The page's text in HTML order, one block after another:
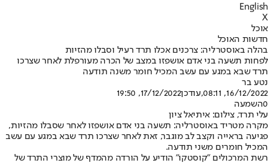
English
X
אוכל
חדשות האוכל
בהלה באוסטרליה: צרכנים אכלו תרד רעיל וסבלו מהזיות
לפחות תשעה בני אדם אושפזו במצב של הכרה מעורפלת לאחר שצרכו
תרד שבא במגע עם עשב המכיל חומר משנה תודעה
נטע בר
16/12/2022, 08:11
,עודכן17/12/2022, 19:50
0השמעה
עלי תרד, צילום: איתיאל ציון
מקרה מטריד באוסטרליה: תשעה בני אדם אושפזו לאחר שסבלו מהזיות,
פגיעה בראייה וקצב לב מוגבר, זאת לאחר שצרכו תרד שבא במגע עם עשב
המכיל חומרים משני תודעה.
רשת המרכולים "קוסטקו" הודיע על הורדה מהמדף של מוצרי התרד של